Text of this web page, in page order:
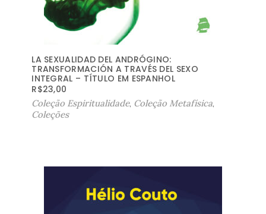
LA SEXUALIDAD DEL ANDRÓGINO:
TRANSFORMACIÓN A TRAVÉS DEL SEXO
INTEGRAL – TÍTULO EM ESPANHOL
R$23,00
Coleção Espiritualidade, Coleção Metafísica,
Coleções